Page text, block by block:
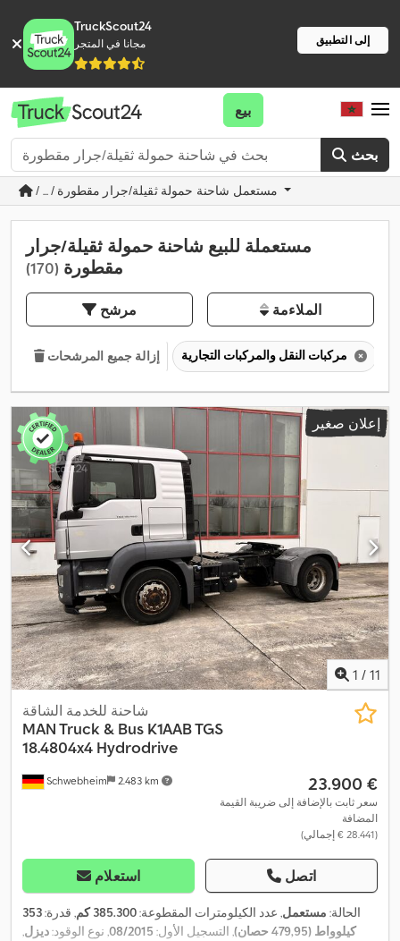
TruckScout24
مجانا في المتجر إلى التطبيق
بحث
بيع
مستعملة للبيع شاحنة حمولة ثقيلة/جرار
مقطورة (170)
مرشح الملاءمة
إزالة جميع المرشحات
إعلان صغير
1 / 11
Schwebheim 2.483 km
شاحنة للخدمة الشاقة
MAN Truck & Bus K1AAB TGS
18.4804x4 Hydrodrive
‏23.900 €
سعر ثابت بالإضافة إلى ضريبة القيمة
المضافة
(‏28.441 € إجمالي)
استعلام اتصل
الحالة: مستعمل, عدد الكيلومترات المقطوعة:385.300 كم , قدرة:353
كيلوواط (479,95 حصان)
, التسجيل الأول: 08/2015, نوع الوقود:ديزل,